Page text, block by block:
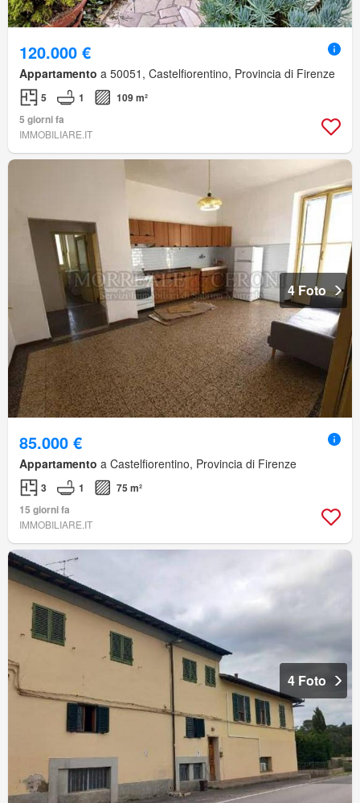
120.000 €
Appartamento a 50051, Castelfiorentino, Provincia di Firenze
5 1
109 m²
5 giorni fa
IMMOBILIARE.IT
4 Foto
85.000 €
Appartamento a Castelfiorentino, Provincia di Firenze
3 1
75 m²
15 giorni fa
IMMOBILIARE.IT
4 Foto